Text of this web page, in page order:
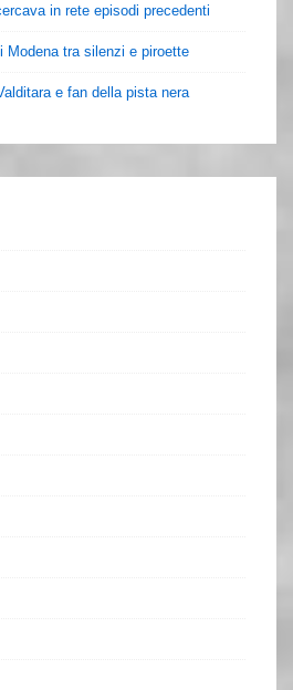
in rete episodi precedenti
Modena tra silenzi e piroette
e fan della pista nera